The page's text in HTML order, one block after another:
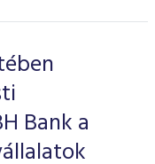
Bank a